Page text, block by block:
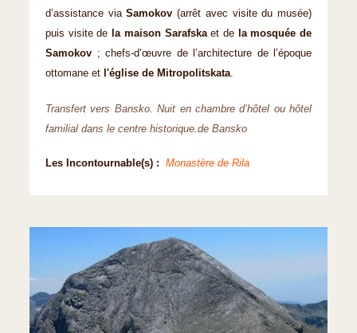
d’assistance viaSamokov (arrêt avec visite du musée)
puis visite de
la maison Sarafskaet dela mosquée de
Samokov ; chefs-d’œuvre de l’architecture de l’époque
ottomane et l'église de Mitropolitskata.
Transfert vers Bansko. Nuit en chambre d’hôtel ou hôtel
familial dans le centre historique.de Bansko
Les Incontournable(s) : Monastère de Rila